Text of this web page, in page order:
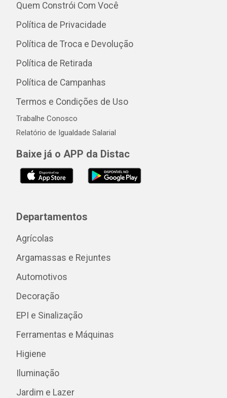
Quem Constrói Com Você
Política de Privacidade
Política de Troca e Devolução
Política de Retirada
Política de Campanhas
Termos e Condições de Uso
Trabalhe Conosco
Relatório de Igualdade Salarial
Baixe já o APP da Distac
Departamentos
Agrícolas
Argamassas e Rejuntes
Automotivos
Decoração
EPI e Sinalização
Ferramentas e Máquinas
Higiene
Iluminação
Jardim e Lazer